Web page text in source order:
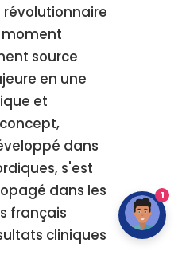
source
en une
et
dans
s'est
dans les
français
cliniques
1